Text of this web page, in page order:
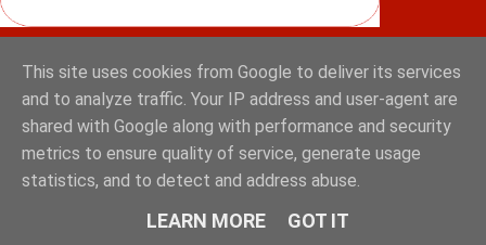
ΦΟΥΝΤΑΣ
This site uses cookies from Google to deliver its services
and to analyze traffic. Your IP address and user-agent are
shared with Google along with performance and security
metrics to ensure quality of service, generate usage
statistics, and to detect and address abuse.
LEARN MORE GOT IT